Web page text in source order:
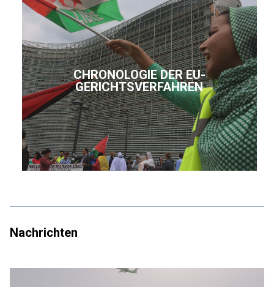
CHRONOLOGIE DER EU-
GERICHTSVERFAHREN
Nachrichten